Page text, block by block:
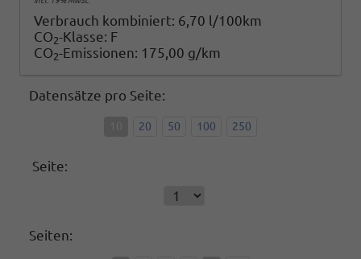
Verbrauch kombiniert: 6,70 l/100km
CO2-Klasse: F
CO2-Emissionen: 175,00 g/km
Datensätze pro Seite:
20 50 100 250
Seite:
Seiten: